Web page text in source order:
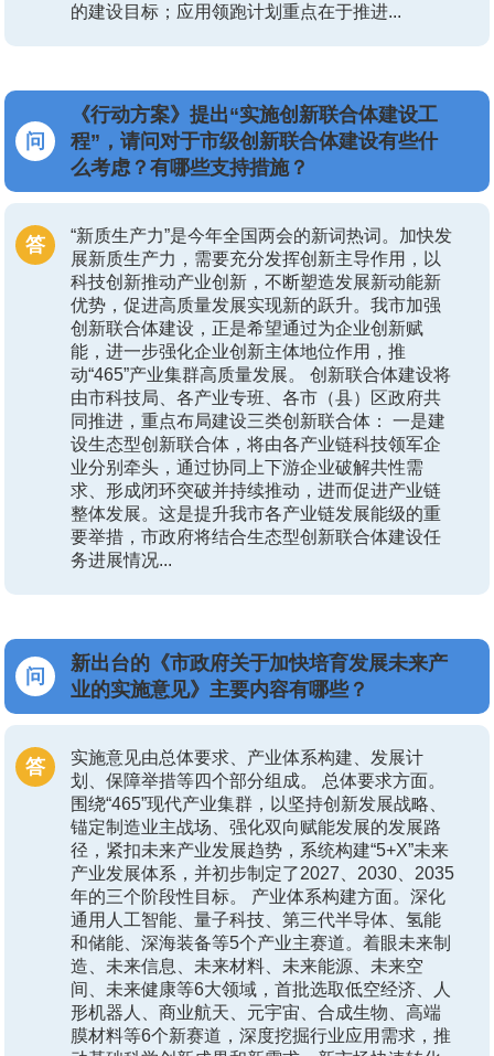
的建设目标；应用领跑计划重点在于推进...
《行动方案》提出“实施创新联合体建设工
程”，请问对于市级创新联合体建设有些什
么考虑？有哪些支持措施？
“新质生产力”是今年全国两会的新词热词。加快发
展新质生产力，需要充分发挥创新主导作用，以
科技创新推动产业创新，不断塑造发展新动能新
优势，促进高质量发展实现新的跃升。我市加强
创新联合体建设，正是希望通过为企业创新赋
能，进一步强化企业创新主体地位作用，推
动“465”产业集群高质量发展。 创新联合体建设将
由市科技局、各产业专班、各市（县）区政府共
同推进，重点布局建设三类创新联合体： 一是建
设生态型创新联合体，将由各产业链科技领军企
业分别牵头，通过协同上下游企业破解共性需
求、形成闭环突破并持续推动，进而促进产业链
整体发展。这是提升我市各产业链发展能级的重
要举措，市政府将结合生态型创新联合体建设任
务进展情况...
新出台的《市政府关于加快培育发展未来产
业的实施意见》主要内容有哪些？
实施意见由总体要求、产业体系构建、发展计
划、保障举措等四个部分组成。 总体要求方面。
围绕“465”现代产业集群，以坚持创新发展战略、
锚定制造业主战场、强化双向赋能发展的发展路
径，紧扣未来产业发展趋势，系统构建“5+X”未来
产业发展体系，并初步制定了2027、2030、2035
年的三个阶段性目标。 产业体系构建方面。深化
通用人工智能、量子科技、第三代半导体、氢能
和储能、深海装备等5个产业主赛道。着眼未来制
造、未来信息、未来材料、未来能源、未来空
间、未来健康等6大领域，首批选取低空经济、人
形机器人、商业航天、元宇宙、合成生物、高端
膜材料等6个新赛道，深度挖掘行业应用需求，推